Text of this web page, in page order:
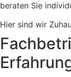
beraten Sie
Hier sind wir